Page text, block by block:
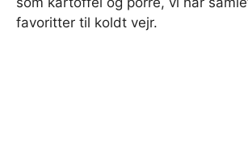
favoritter til koldt vejr.